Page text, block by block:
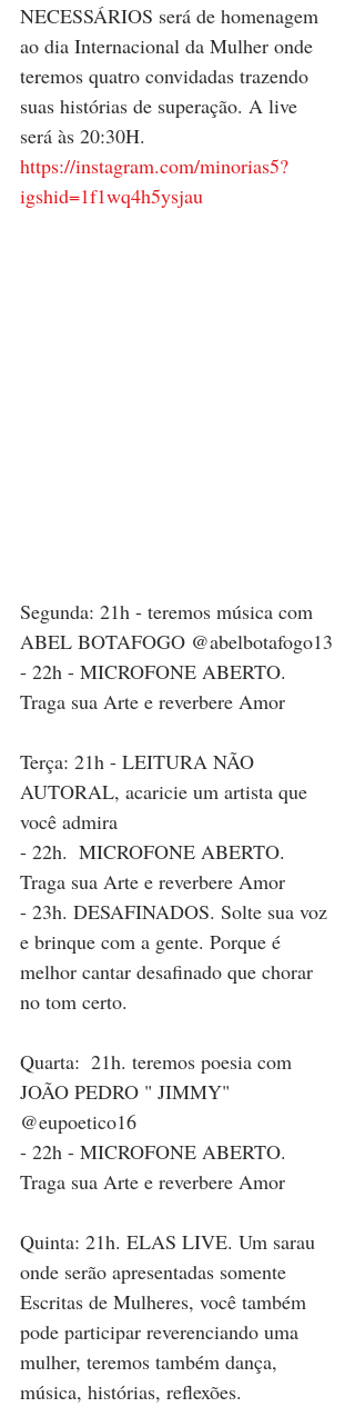
NECESSÁRIOS será de homenagem
ao dia Internacional da Mulher onde
teremos quatro convidadas trazendo
suas histórias de superação. A live
será às 20:30H.
https://instagram.com/minorias5?
igshid=1f1wq4h5ysjau
Segunda: 21h - teremos música com
ABEL BOTAFOGO @abelbotafogo13
- 22h - MICROFONE ABERTO.
Traga sua Arte e reverbere Amor
Terça: 21h - LEITURA NÃO
AUTORAL, acaricie um artista que
você admira
- 22h.  MICROFONE ABERTO.
Traga sua Arte e reverbere Amor
- 23h. DESAFINADOS. Solte sua voz
e brinque com a gente. Porque é
melhor cantar desafinado que chorar
no tom certo.
Quarta:  21h. teremos poesia com
JOÃO PEDRO " JIMMY"
@eupoetico16
- 22h - MICROFONE ABERTO.
Traga sua Arte e reverbere Amor
Quinta: 21h. ELAS LIVE. Um sarau
onde serão apresentadas somente
Escritas de Mulheres, você também
pode participar reverenciando uma
mulher, teremos também dança,
música, histórias, reflexões.